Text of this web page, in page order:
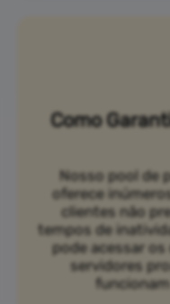
Como
Nosso pool de
oferece
clientes não
tempos de
pode acessar
servidores